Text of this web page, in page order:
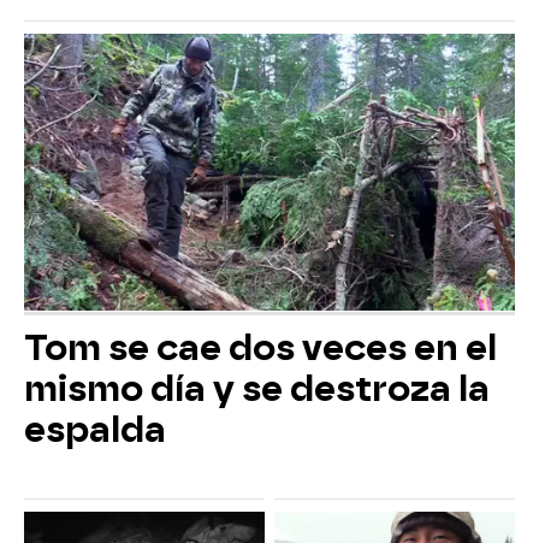
Tom se cae dos veces en el
mismo día y se destroza la
espalda